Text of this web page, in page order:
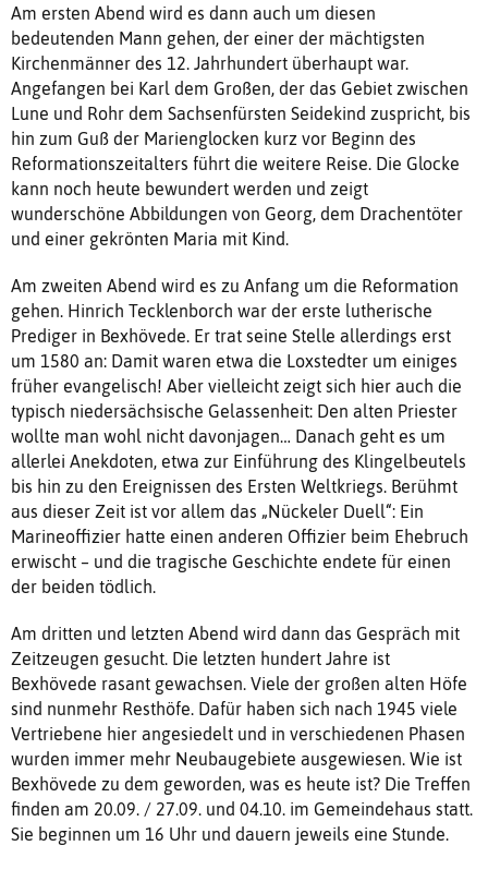
Am ersten Abend wird es dann auch um diesen
bedeutenden Mann gehen, der einer der mächtigsten
Kirchenmänner des 12. Jahrhundert überhaupt war.
Angefangen bei Karl dem Großen, der das Gebiet zwischen
Lune und Rohr dem Sachsenfürsten Seidekind zuspricht, bis
hin zum Guß der Marienglocken kurz vor Beginn des
Reformationszeitalters führt die weitere Reise. Die Glocke
kann noch heute bewundert werden und zeigt
wunderschöne Abbildungen von Georg, dem Drachentöter
und einer gekrönten Maria mit Kind.
Am zweiten Abend wird es zu Anfang um die Reformation
gehen. Hinrich Tecklenborch war der erste lutherische
Prediger in Bexhövede. Er trat seine Stelle allerdings erst
um 1580 an: Damit waren etwa die Loxstedter um einiges
früher evangelisch! Aber vielleicht zeigt sich hier auch die
typisch niedersächsische Gelassenheit: Den alten Priester
wollte man wohl nicht davonjagen… Danach geht es um
allerlei Anekdoten, etwa zur Einführung des Klingelbeutels
bis hin zu den Ereignissen des Ersten Weltkriegs. Berühmt
aus dieser Zeit ist vor allem das „Nückeler Duell“: Ein
Marineoffizier hatte einen anderen Offizier beim Ehebruch
erwischt – und die tragische Geschichte endete für einen
der beiden tödlich.
Am dritten und letzten Abend wird dann das Gespräch mit
Zeitzeugen gesucht. Die letzten hundert Jahre ist
Bexhövede rasant gewachsen. Viele der großen alten Höfe
sind nunmehr Resthöfe. Dafür haben sich nach 1945 viele
Vertriebene hier angesiedelt und in verschiedenen Phasen
wurden immer mehr Neubaugebiete ausgewiesen. Wie ist
Bexhövede zu dem geworden, was es heute ist? Die Treffen
finden am 20.09. / 27.09. und 04.10. im Gemeindehaus statt.
Sie beginnen um 16 Uhr und dauern jeweils eine Stunde.